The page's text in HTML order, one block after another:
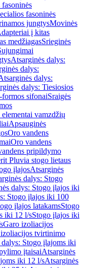
fasoninės
jungtysMovinės
į kitas
medžiagasSrieginės
Atsarginės dalys:
dalys:
dalys:
dalys: Tiesiosios
formos sifonaiSraigės
vamzdžių
Apsauginės
Oro vandens
Oro vandens
pripildymo
Pluvia stogo lietaus
įlajosAtsarginės
dalys: Stogo
dalys: Stogo įlajos iki
Stogo įlajos iki 100
įlajos latakamsStogo
iki 12 l/sStogo įlajos iki
Garo izoliacijos
tvirtinimo
dalys: Stogo įlajoms iki
įtaisaiAtsarginės
iki 12 l/sAtsarginės